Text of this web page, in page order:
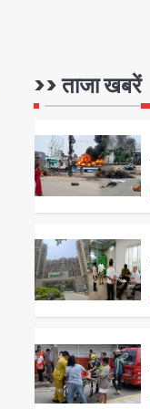
>> ताजा खबरें
1
2
3
4